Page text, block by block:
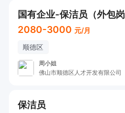
2080-3000 元/月
顺德区
周小姐
佛山市顺德区人才开发有限公司
保洁员